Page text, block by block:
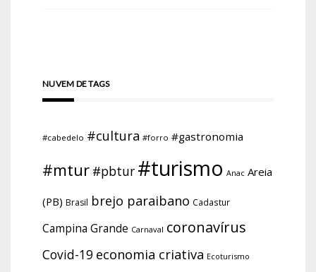
NUVEM DE TAGS
#cabedelo #cultura #forro #gastronomia
#mtur #pbtur #turismo Anac Areia
(PB) Brasil brejo paraibano Cadastur
Campina Grande Carnaval coronavírus
Covid-19 economia criativa Ecoturismo